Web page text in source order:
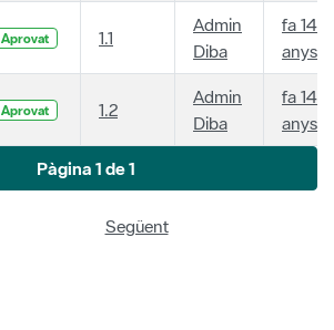
Aprovat 1.1
Admin
Diba
fa 14
anys
Aprovat 1.2
Admin
Diba
fa 14
anys
Pàgina 1 de 1
Següent